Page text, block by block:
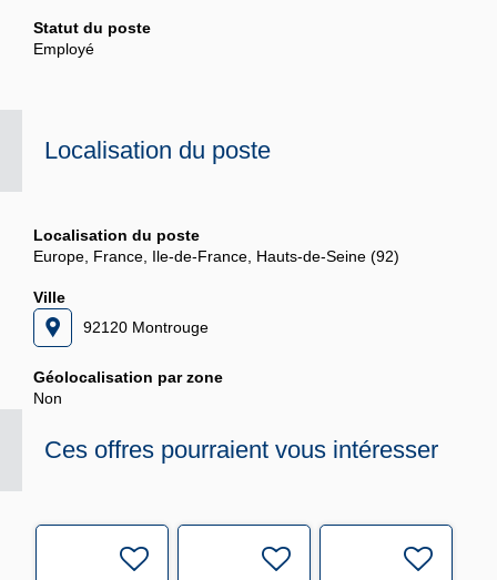
Statut du poste
Employé
Localisation du poste
Localisation du poste
Europe, France, Ile-de-France, Hauts-de-Seine (92)
Ville
92120 Montrouge
Géolocalisation par zone
Non
Ces offres pourraient vous intéresser